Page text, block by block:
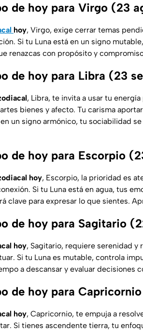
de hoy para Virgo (23
hoy, Virgo, exige cerrar temas
Si tu Luna está en un signo
renazcas con propósito y
de hoy para Libra (23
, Libra, te invita a usar tu
bienes y afecto. Tu carisma
un signo armónico, tu sociabilidad
de hoy para Escorpio
hoy, Escorpio, la prioridad es
Si tu Luna está en agua, tus
clave para expresar lo que sientes.
de hoy para Sagitario
hoy, Sagitario, requiere serenidad
Si tu Luna es mutable, controla
a descansar y evaluar decisiones
de hoy para
hoy, Capricornio, te empuja a
Si tienes ascendente tierra, tu